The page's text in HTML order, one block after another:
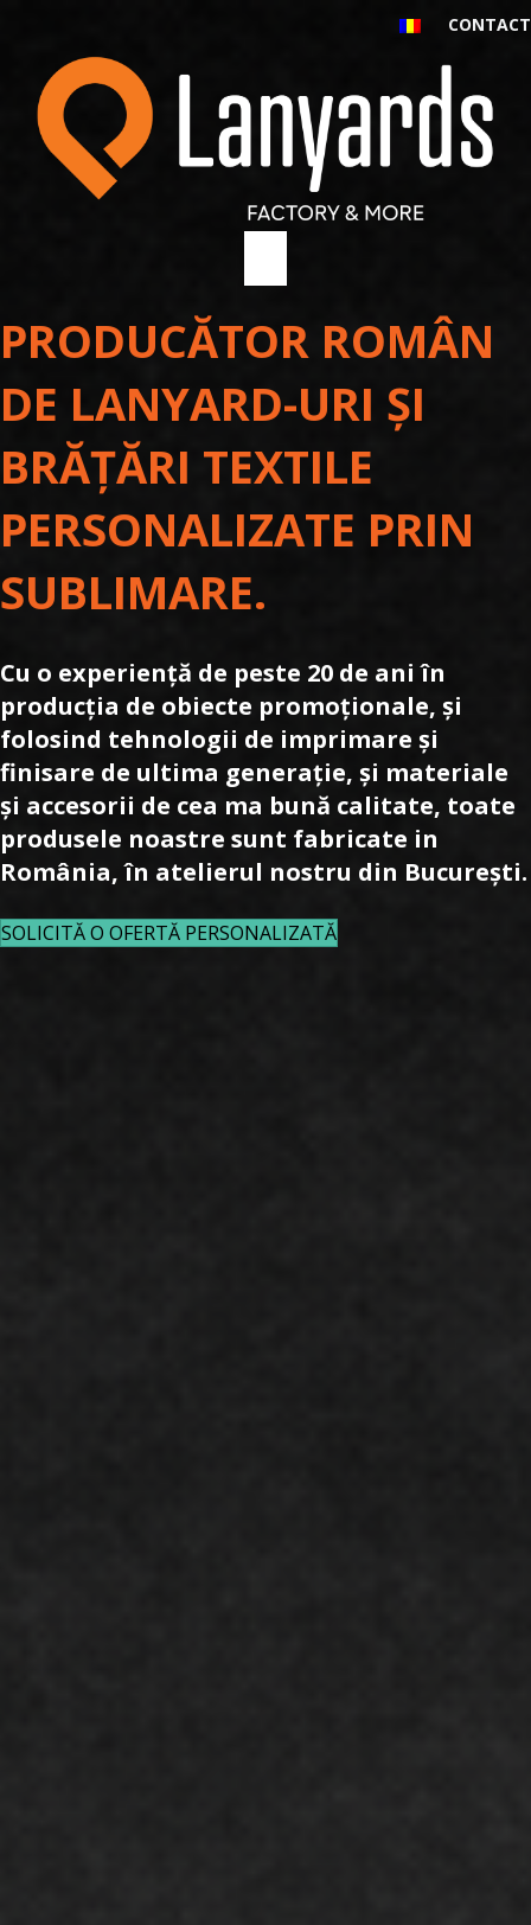
CONTACT
PRODUCĂTOR ROMÂN
DE LANYARD-URI ȘI
BRĂȚĂRI TEXTILE
PERSONALIZATE PRIN
SUBLIMARE.
Cu o experiență de peste 20 de ani în
producția de obiecte promoționale, și
folosind tehnologii de imprimare și
finisare de ultima generație, și materiale
și accesorii de cea ma bună calitate, toate
produsele noastre sunt fabricate in
România, în atelierul nostru din București.
SOLICITĂ O OFERTĂ PERSONALIZATĂ